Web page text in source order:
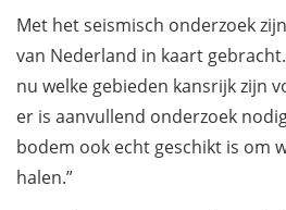
Met het seismisch onderzoek
van Nederland in kaart
nu welke gebieden kansrijk zijn
er is aanvullend onderzoek
bodem ook echt geschikt is om
halen.”